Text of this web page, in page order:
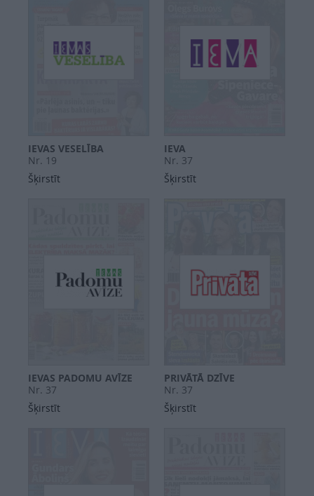
IEVAS VESELĪBA
Nr. 19
Šķirstīt
IEVA
Nr. 37
Šķirstīt
IEVAS PADOMU AVĪZE
Nr. 37
Šķirstīt
PRIVĀTĀ DZĪVE
Nr. 37
Šķirstīt